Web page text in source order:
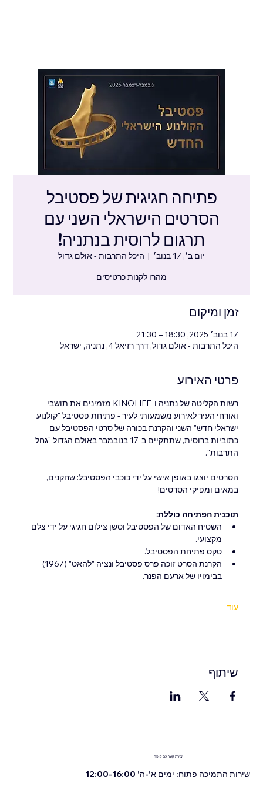
פתיחה חגיגית של פסטיבל
הסרטים הישראלי השני עם
תרגום לרוסית בנתניה!
יום ב׳, 17 בנוב׳
  |
היכל התרבות - אולם גדול
מהרו לקנות כרטיסים
זמן ומיקום
17 בנוב׳ 2025, 18:30 – 21:30
היכל התרבות - אולם גדול, דרך רזיאל 4, נתניה, ישראל
פרטי האירוע
רשות הקליטה של ​​נתניה ו-KINOLIFE מזמינים את תושבי
ואורחי העיר לאירוע משמעותי לעיר - פתיחת פסטיבל "קולנוע
ישראלי חדש" השני והקרנת בכורה של סרטי הפסטיבל עם
כתוביות ברוסית, שתתקיים ב-17 בנובמבר באולם הגדול "גחל
התרבות".
הסרטים יוצגו באופן אישי על ידי כוכבי הפסטיבל: שחקנים,
במאים ומפיקי הסרטים!
תוכנית הפתיחה כוללת:
השטיח האדום של הפסטיבל וסשן צילום חגיגי על ידי צלם
מקצועי.
טקס פתיחת הפסטיבל.
הקרנת הסרט זוכה פרס פסטיבל ונציה "להאט" (1967)
בבימויו של ארעם הפנר.
עוד
שיתוף
יצירת קשר עם קופה
שירות התמיכה פתוח: ימים א'-ה' 12:00-16:00